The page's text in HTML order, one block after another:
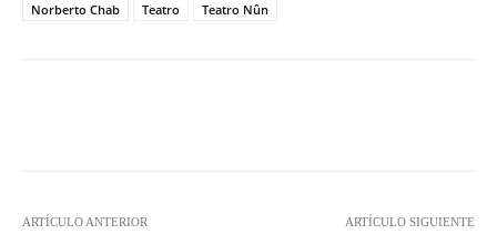
Norberto Chab
Teatro Teatro Nûn
ARTÍCULO ANTERIOR ARTÍCULO SIGUIENTE